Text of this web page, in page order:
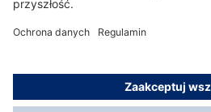
Korzystanie ze sklepu
© Dräger Polska Sp. z o.o., 2025